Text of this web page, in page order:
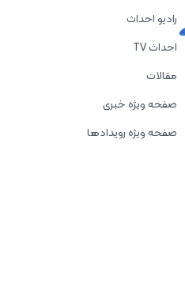
رادیو احداث
احداث TV
مقالات
صفحه ویژه خبری
صفحه ویژه رویدادها